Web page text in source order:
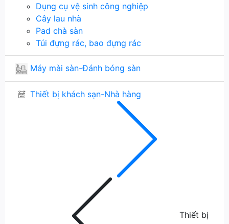
Dụng cụ vệ sinh công nghiệp
Cây lau nhà
Pad chà sàn
Túi đựng rác, bao đựng rác
Máy mài sàn-Đánh bóng sàn
Thiết bị khách sạn-Nhà hàng
Thiết bị